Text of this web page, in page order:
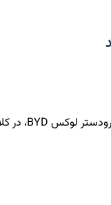
رودستر لوکس BYD، در کلاس پورشه و فراری!